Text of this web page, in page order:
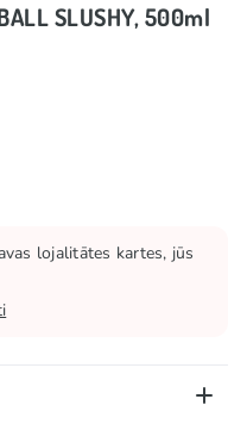
SLUSHY, 500ml
lojalitātes kartes, jūs